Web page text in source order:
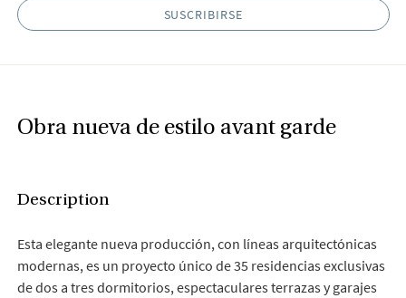
SUSCRIBIRSE
Obra nueva de estilo avant garde
Description
Esta elegante nueva producción, con líneas arquitectónicas
modernas, es un proyecto único de 35 residencias exclusivas
de dos a tres dormitorios, espectaculares terrazas y garajes